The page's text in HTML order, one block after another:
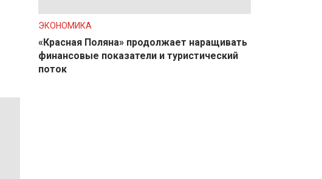
ЭКОНОМИКА
«Красная Поляна» продолжает наращивать
финансовые показатели и туристический
поток